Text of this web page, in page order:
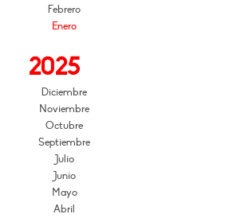
Febrero
Enero
2025
Diciembre
Noviembre
Octubre
Septiembre
Julio
Junio
Mayo
Abril